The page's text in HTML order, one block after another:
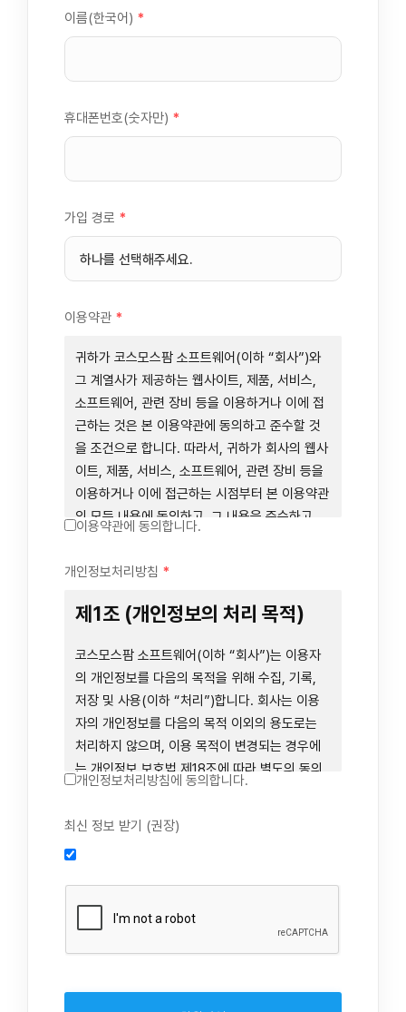
이름(한국어) *
휴대폰번호(숫자만) *
가입 경로 *
이용약관 *
귀하가 코스모스팜 소프트웨어(이하 “회사”)와
그 계열사가 제공하는 웹사이트, 제품, 서비스,
소프트웨어, 관련 장비 등을 이용하거나 이에 접
근하는 것은 본 이용약관에 동의하고 준수할 것
을 조건으로 합니다. 따라서, 귀하가 회사의 웹사
이트, 제품, 서비스, 소프트웨어, 관련 장비 등을
이용하거나 이에 접근하는 시점부터 본 이용약관
의 모든 내용에 동의하고, 그 내용을 준수하고,
귀하가 본 이용약관에 동의하지 않을 경우에는
련 장비 등을 이용하거나 이에 접근하는 행위를
즉시 중단하여야 합니다. 그러므로, 서비스 사용
전에 본 이용약관의 내용을 주의 깊게 읽으시기
바랍니다.
제1장 총칙
제1조 (목적)
웹사이트, 관련 소프트웨어 및 장비 등을 통하여
제공하는 "사이드톡" 서비스와 관련하여 회사와
사항을 규정함을 목적으로 합니다.
이용약관에 동의합니다.
개인정보처리방침 *
제1조 (개인정보의 처리 목적)
코스모스팜 소프트웨어(이하 “회사”)는 이용자
의 개인정보를 다음의 목적을 위해 수집, 기록,
저장 및 사용(이하 “처리”)합니다. 회사는 이용
자의 개인정보를 다음의 목적 이외의 용도로는
처리하지 않으며, 이용 목적이 변경되는 경우에
는 개인정보 보호법 제18조에 따라 별도의 동의
를 받는 등 법령상 필요한 조치를 이행합니다.
인 동의 진행, 이용자 및 법정대리인의 본인 확
인, 이용자 식별, 회원탈퇴 의사의 확인
2. 약관 위반 행위 등을 포함하여 서비스의 원활
한 운영에 지장을 주는 행위에 대한 방지 및 제
재, 계정도용 방지, 약관 개정 등의 고지사항 전
달, 분쟁조정을 위한 기록 보존, 민원처리 등 이
3. 서비스 이용기록과 접속 빈도 분석, 서비스 이
개인정보처리방침에 동의합니다.
최신 정보 받기 (권장)